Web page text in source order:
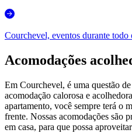
Courchevel, eventos durante todo
Acomodações
Em Courchevel, é uma questão
acomodação calorosa e
apartamento, você sempre terá o
frente. Nossas acomodações são
em casa, para que possa